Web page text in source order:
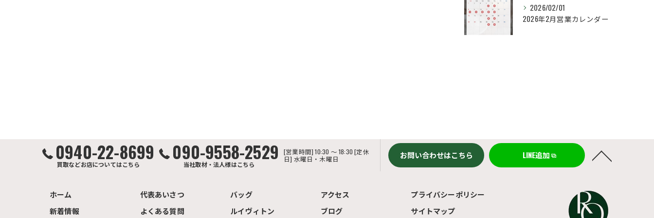
2026/02/01
2026年2月営業カレンダー
0940-22-8699
買取などお店についてはこちら
090-9558-2529
当社取材・法人様はこちら
[営業時間] 10:30 ～ 18:30 [定休
日] 水曜日・木曜日 お問い合わせはこちら LINE追加
ホーム
新着情報
代表あいさつ
よくある質問
バッグ
ルイヴィトン
アクセス
ブログ
プライバシーポリシー
サイトマップ